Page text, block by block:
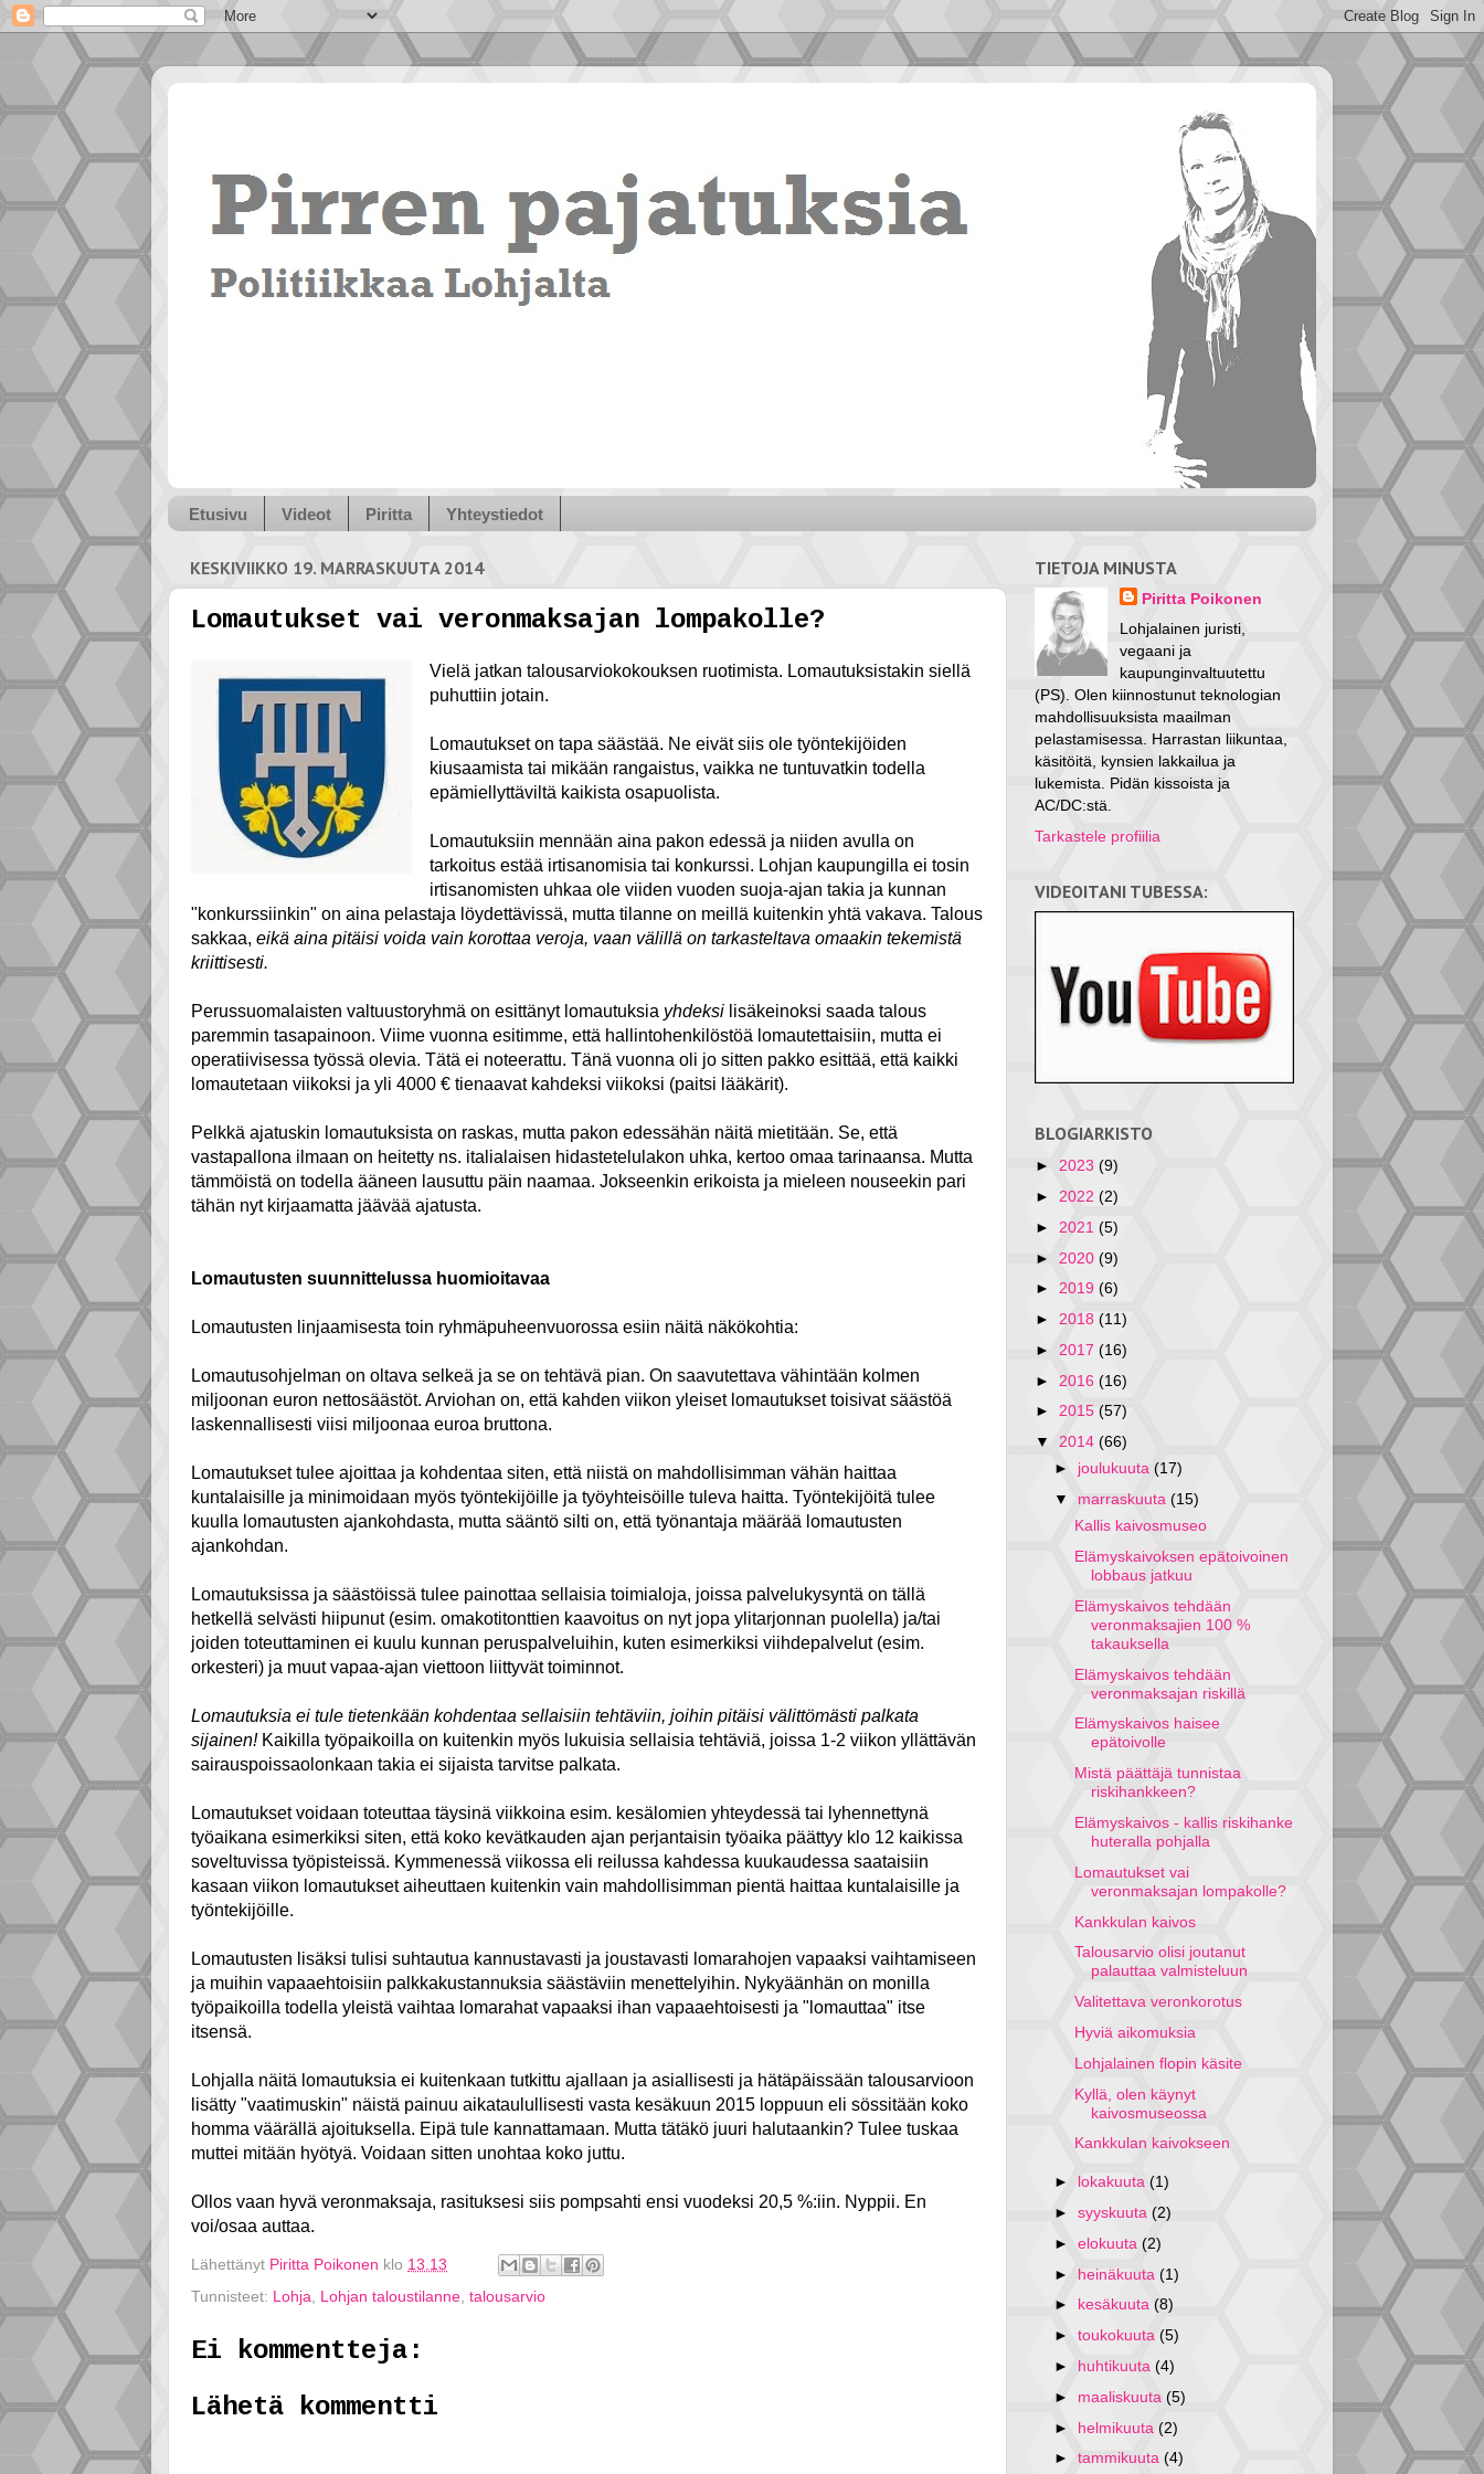
Etusivu Videot Piritta Yhteystiedot
KESKIVIIKKO 19. MARRASKUUTA 2014
Lomautukset vai veronmaksajan lompakolle?
Vielä jatkan talousarviokokouksen ruotimista. Lomautuksistakin siellä
puhuttiin jotain.
Lomautukset on tapa säästää. Ne eivät siis ole työntekijöiden
kiusaamista tai mikään rangaistus, vaikka ne tuntuvatkin todella
epämiellyttäviltä kaikista osapuolista.
Lomautuksiin mennään aina pakon edessä ja niiden avulla on
tarkoitus estää irtisanomisia tai konkurssi. Lohjan kaupungilla ei tosin
irtisanomisten uhkaa ole viiden vuoden suoja-ajan takia ja kunnan
"konkurssiinkin" on aina pelastaja löydettävissä, mutta tilanne on meillä kuitenkin yhtä vakava. Talous
sakkaa, eikä aina pitäisi voida vain korottaa veroja, vaan välillä on tarkasteltava omaakin tekemistä
kriittisesti.
Perussuomalaisten valtuustoryhmä on esittänyt lomautuksia yhdeksi lisäkeinoksi saada talous
paremmin tasapainoon. Viime vuonna esitimme, että hallintohenkilöstöä lomautettaisiin, mutta ei
operatiivisessa työssä olevia. Tätä ei noteerattu. Tänä vuonna oli jo sitten pakko esittää, että kaikki
lomautetaan viikoksi ja yli 4000 € tienaavat kahdeksi viikoksi (paitsi lääkärit).
Pelkkä ajatuskin lomautuksista on raskas, mutta pakon edessähän näitä mietitään. Se, että
vastapallona ilmaan on heitetty ns. italialaisen hidastetelulakon uhka, kertoo omaa tarinaansa. Mutta
tämmöistä on todella ääneen lausuttu päin naamaa. Jokseenkin erikoista ja mieleen nouseekin pari
tähän nyt kirjaamatta jäävää ajatusta.
Lomautusten suunnittelussa huomioitavaa
Lomautusten linjaamisesta toin ryhmäpuheenvuorossa esiin näitä näkökohtia:
Lomautusohjelman on oltava selkeä ja se on tehtävä pian. On saavutettava vähintään kolmen
miljoonan euron nettosäästöt. Arviohan on, että kahden viikon yleiset lomautukset toisivat säästöä
laskennallisesti viisi miljoonaa euroa bruttona.
Lomautukset tulee ajoittaa ja kohdentaa siten, että niistä on mahdollisimman vähän haittaa
kuntalaisille ja minimoidaan myös työntekijöille ja työyhteisöille tuleva haitta. Työntekijöitä tulee
kuulla lomautusten ajankohdasta, mutta sääntö silti on, että työnantaja määrää lomautusten
ajankohdan.
Lomautuksissa ja säästöissä tulee painottaa sellaisia toimialoja, joissa palvelukysyntä on tällä
hetkellä selvästi hiipunut (esim. omakotitonttien kaavoitus on nyt jopa ylitarjonnan puolella) ja/tai
joiden toteuttaminen ei kuulu kunnan peruspalveluihin, kuten esimerkiksi viihdepalvelut (esim.
orkesteri) ja muut vapaa-ajan viettoon liittyvät toiminnot.
Lomautuksia ei tule tietenkään kohdentaa sellaisiin tehtäviin, joihin pitäisi välittömästi palkata
sijainen!Kaikilla työpaikoilla on kuitenkin myös lukuisia sellaisia tehtäviä, joissa 1-2 viikon yllättävän
sairauspoissaolonkaan takia ei sijaista tarvitse palkata.
Lomautukset voidaan toteuttaa täysinä viikkoina esim. kesälomien yhteydessä tai lyhennettynä
työaikana esimerkiksi siten, että koko kevätkauden ajan perjantaisin työaika päättyy klo 12 kaikissa
soveltuvissa työpisteissä. Kymmenessä viikossa eli reilussa kahdessa kuukaudessa saataisiin
kasaan viikon lomautukset aiheuttaen kuitenkin vain mahdollisimman pientä haittaa kuntalaisille ja
työntekijöille.
Lomautusten lisäksi tulisi suhtautua kannustavasti ja joustavasti lomarahojen vapaaksi vaihtamiseen
ja muihin vapaaehtoisiin palkkakustannuksia säästäviin menettelyihin. Nykyäänhän on monilla
työpaikoilla todella yleistä vaihtaa lomarahat vapaaksi ihan vapaaehtoisesti ja "lomauttaa" itse
itsensä.
Lohjalla näitä lomautuksia ei kuitenkaan tutkittu ajallaan ja asiallisesti ja hätäpäissään talousarvioon
lisätty "vaatimuskin" näistä painuu aikataulullisesti vasta kesäkuun 2015 loppuun eli sössitään koko
homma väärällä ajoituksella. Eipä tule kannattamaan. Mutta tätäkö juuri halutaankin? Tulee tuskaa
muttei mitään hyötyä. Voidaan sitten unohtaa koko juttu.
Ollos vaan hyvä veronmaksaja, rasituksesi siis pompsahti ensi vuodeksi 20,5 %:iin. Nyppii. En
voi/osaa auttaa.
Lähettänyt Piritta Poikonen klo 13.13
Tunnisteet: Lohja Lohjan taloustilanne talousarvio
Ei kommentteja:
Lähetä kommentti
TIETOJA MINUSTA
Piritta Poikonen
Lohjalainen juristi,
vegaani ja
kaupunginvaltuutettu
(PS). Olen kiinnostunut teknologian
mahdollisuuksista maailman
pelastamisessa. Harrastan liikuntaa,
käsitöitä, kynsien lakkailua ja
lukemista. Pidän kissoista ja
AC/DC:stä.
Tarkastele profiilia
VIDEOITANI TUBESSA:
BLOGIARKISTO
► 2023 (9)
► 2022 (2)
► 2021 (5)
► 2020 (9)
► 2019 (6)
► 2018 (11)
► 2017 (16)
► 2016 (16)
► 2015 (57)
▼ 2014 (66)
► joulukuuta(17)
▼ marraskuuta(15)
Kallis kaivosmuseo
Elämyskaivoksen epätoivoinen
lobbaus jatkuu
Elämyskaivos tehdään
veronmaksajien 100 %
takauksella
Elämyskaivos tehdään
veronmaksajan riskillä
Elämyskaivos haisee
epätoivolle
Mistä päättäjä tunnistaa
riskihankkeen?
Elämyskaivos - kallis riskihanke
huteralla pohjalla
Lomautukset vai
veronmaksajan lompakolle?
Kankkulan kaivos
Talousarvio olisi joutanut
palauttaa valmisteluun
Valitettava veronkorotus
Hyviä aikomuksia
Lohjalainen flopin käsite
Kyllä, olen käynyt
kaivosmuseossa
Kankkulan kaivokseen
► lokakuuta(1)
►syyskuuta(2)
►elokuuta(2)
► heinäkuuta(1)
► kesäkuuta(8)
►toukokuuta(5)
► huhtikuuta(4)
► maaliskuuta(5)
► helmikuuta(2)
►tammikuuta(4)